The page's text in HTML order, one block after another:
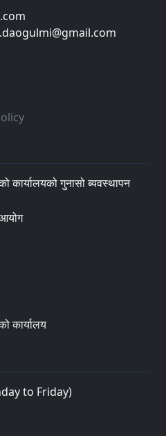
कार्यालयको गुनासो ब्यवस्थापन
कार्यालय
to Friday)